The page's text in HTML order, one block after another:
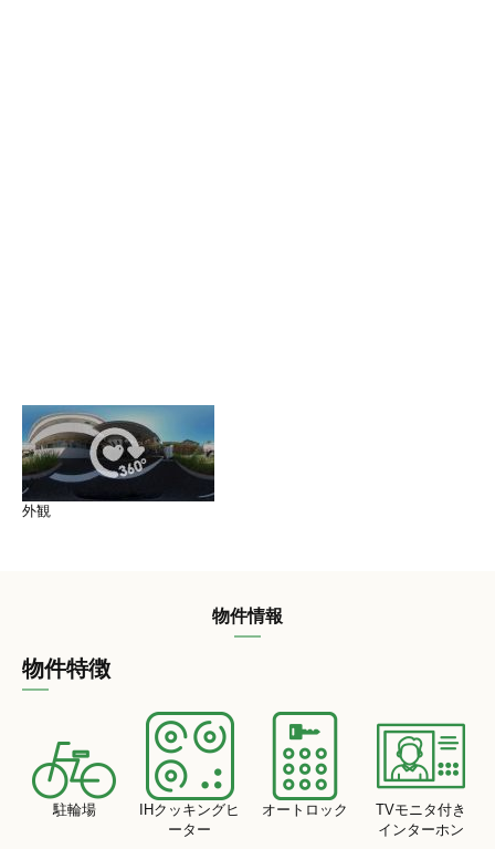
外観
物件情報
物件特徴
駐輪場
IHクッキングヒ
ーター
オートロック
TVモニタ付き
インターホン